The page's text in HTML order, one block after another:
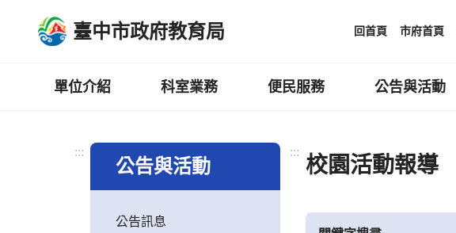
臺中市政府教育局 回首頁 市府首頁
單位介紹 科室業務 便民服務 公告與活動
:::
公告與活動
公告訊息
:::
校園活動報導